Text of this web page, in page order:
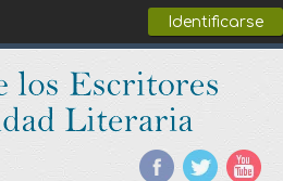
Identificarse